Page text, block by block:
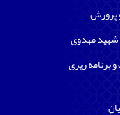
پرورش
مهدوی
برنامه ریزی